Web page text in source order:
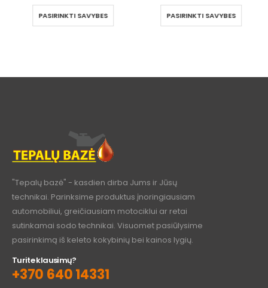
PASIRINKTI SAVYBES PASIRINKTI SAVYBES
"Tepalų bazė" - kasdien dirba Jums ir Jūsų
technikai. Parinksime produktus įnoringiausiam
automobiliui, greičiausiam motociklui ar retai
sutinkamai sodo technikai. Visuomet pasiūlysime
pasirinkimą iš keleto kokybinių bei kainos lygių.
Turite klausimų?
+370 640 14331